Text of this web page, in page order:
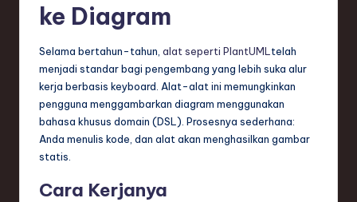
T
ke Diagram
Selama bertahun-tahun, alat seperti PlantUML telah
menjadi standar bagi pengembang yang lebih suka alur
kerja berbasis keyboard. Alat-alat ini memungkinkan
pengguna menggambarkan diagram menggunakan
bahasa khusus domain (DSL). Prosesnya sederhana:
Anda menulis kode, dan alat akan menghasilkan gambar
statis.
Cara Kerjanya